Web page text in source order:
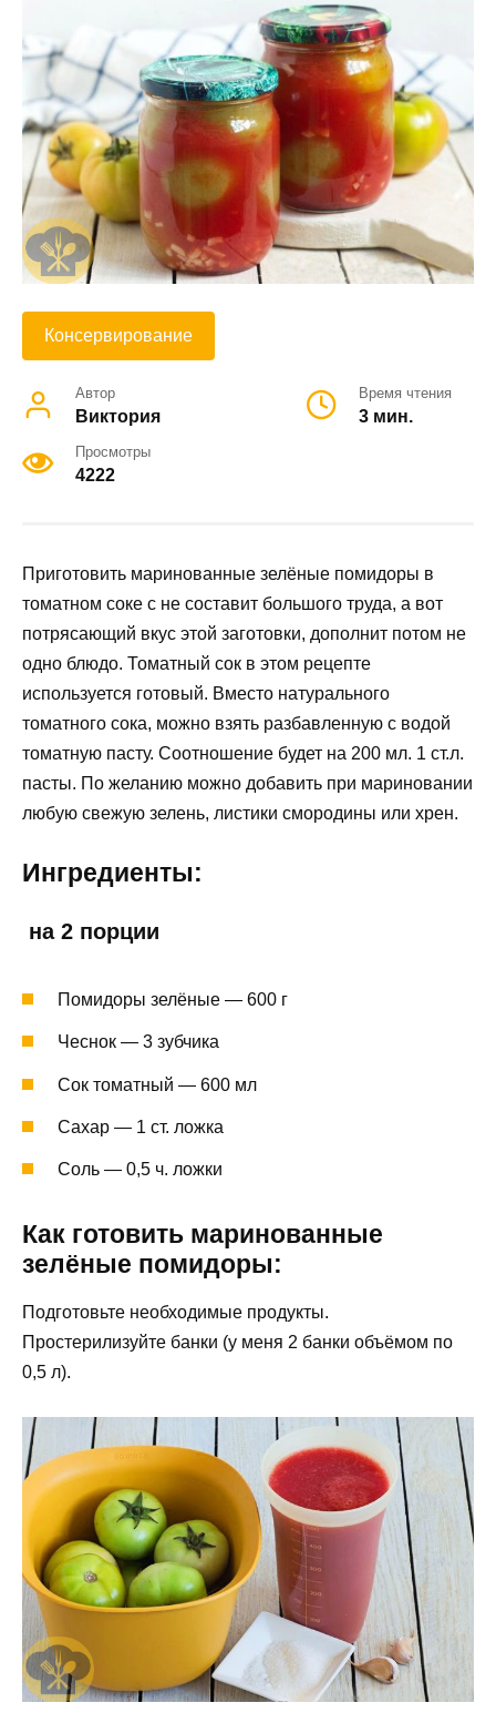
Консервирование
Автор
Виктория
Время чтения
3 мин.
Просмотры
4222
Приготовить маринованные зелёные помидоры в
томатном соке с не составит большого труда, а вот
потрясающий вкус этой заготовки, дополнит потом не
одно блюдо. Томатный сок в этом рецепте
используется готовый. Вместо натурального
томатного сока, можно взять разбавленную с водой
томатную пасту. Соотношение будет на 200 мл. 1 ст.л.
пасты. По желанию можно добавить при мариновании
любую свежую зелень, листики смородины или хрен.
Ингредиенты:
на 2 порции
Помидоры зелёные — 600 г
Чеснок — 3 зубчика
Сок томатный — 600 мл
Сахар — 1 ст. ложка
Соль — 0,5 ч. ложки
Как готовить маринованные
зелёные помидоры:
Подготовьте необходимые продукты.
Простерилизуйте банки (у меня 2 банки объёмом по
0,5 л).